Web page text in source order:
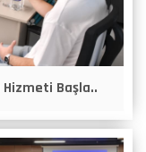
Hizmeti Başla..